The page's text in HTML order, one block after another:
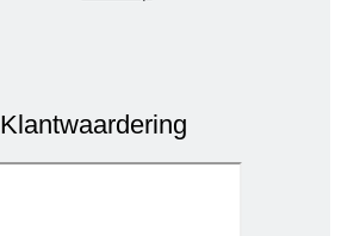
Klantwaardering